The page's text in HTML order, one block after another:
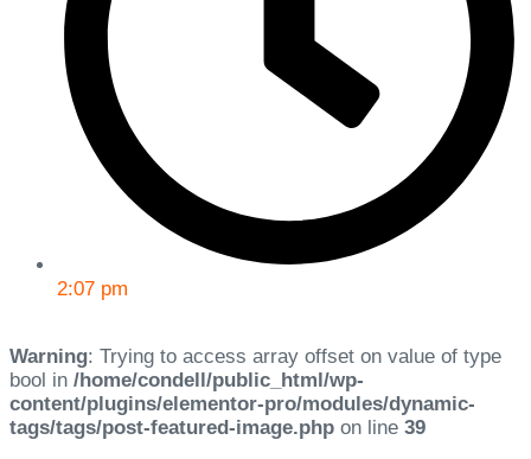
2:07 pm
Warning: Trying to access array offset on value of type
bool in /home/condell/public_html/wp-
content/plugins/elementor-pro/modules/dynamic-
tags/tags/post-featured-image.php on line 39